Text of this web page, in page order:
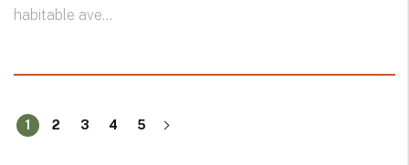
habitable ave...
1 2 3 4 5